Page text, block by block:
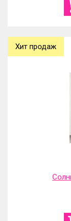
Хит продаж